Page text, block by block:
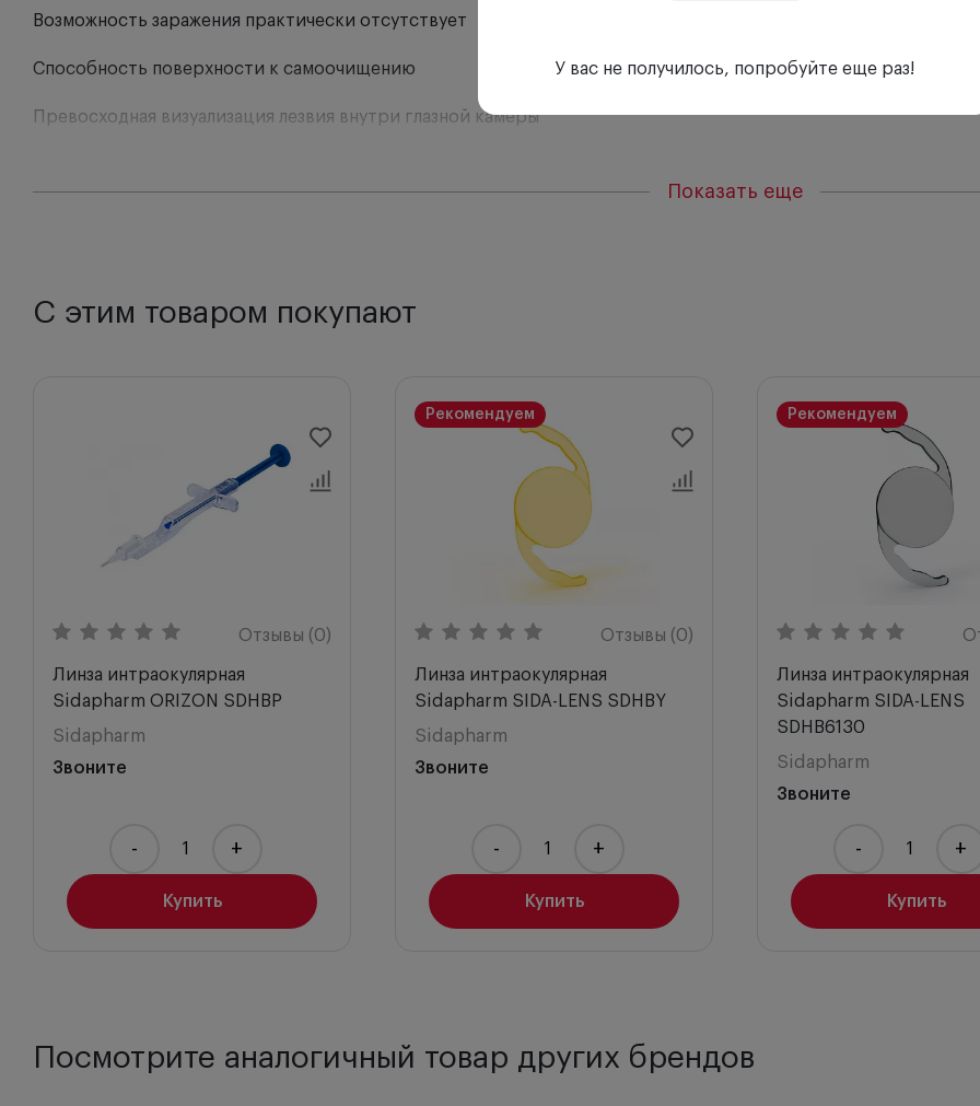
Возможность заражения практически отсутствует
Способность поверхности к самоочищению
Превосходная визуализация лезвия внутри глазной камеры
Показать еще
С этим товаром покупают
Отзывы (0)
Линза интраокулярная
Sidapharm ORIZON SDHBP
Sidapharm
Звоните
Купить
- +
Рекомендуем
Отзывы (0)
Линза интраокулярная
Sidapharm SIDA-LENS SDHBY
Sidapharm
Звоните
Купить
- +
Рекомендуем
Линза интраокулярная
Sidapharm SIDA-LENS
SDHB6130
Sidapharm
Звоните
Купить
- +
Посмотрите аналогичный товар других брендов
У вас не получилось, попробуйте еще раз!